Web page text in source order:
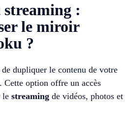
streaming :
le miroir
?
de dupliquer le contenu de votre
. Cette option offre un accès
le streaming de vidéos, photos et